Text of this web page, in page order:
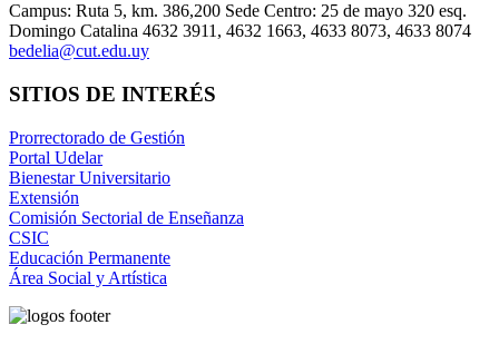
Campus: Ruta 5, km. 386,200 Sede Centro: 25 de mayo 320 esq.
Domingo Catalina 4632 3911, 4632 1663, 4633 8073, 4633 8074
bedelia@cut.edu.uy
SITIOS DE INTERÉS
Prorrectorado de Gestión
Portal Udelar
Bienestar Universitario
Extensión
Comisión Sectorial de Enseñanza
CSIC
Educación Permanente
Área Social y Artística